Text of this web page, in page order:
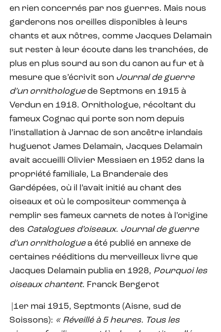
en rien concernés par nos guerres. Mais nous
garderons nos oreilles disponibles à leurs
chants et aux nôtres, comme Jacques Delamain
sut rester à leur écoute dans les tranchées, de
plus en plus sourd au son du canon au fur et à
mesure que s’écrivit son Journal de guerre
d’un ornithologuede Septmons en 1915 à
Verdun en 1918. Ornithologue, récoltant du
fameux Cognac qui porte son nom depuis
l’installation à Jarnac de son ancêtre irlandais
huguenot James Delamain, Jacques Delamain
avait accueilli Olivier Messiaen en 1952 dans la
propriété familiale, La Branderaie des
Gardépées, où il l’avait initié au chant des
oiseaux et où le compositeur commença à
remplir ses fameux carnets de notes à l’origine
des Catalogues d’oiseaux. Journal de guerre
d’un ornithologuea été publié en annexe de
certaines rééditions du merveilleux livre que
Jacques Delamain publia en 1928, Pourquoi les
oiseaux chantent. Franck Bergerot
|1er mai 1915, Septmonts (Aisne, sud de
Soissons): « Réveillé à 5 heures. Tous les